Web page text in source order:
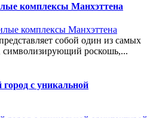
комплексы Манхэттена
собой один из самых
символизирующий роскошь,...
с уникальной